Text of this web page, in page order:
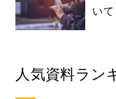
いて
人気資料ラン